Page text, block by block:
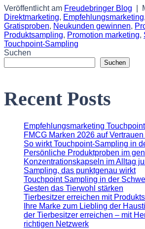
Veröffentlicht am Freudebringer Blog
Direktmarketing, Empfehlungsmarketing,
Gratisproben, Neukunden gewinnen,
Produktsampling, Promotion marketing,
Touchpoint-Sampling
Suchen
Suchen
Recent Posts
Empfehlungsmarketing
FMCG Marken 2026 auf
So wirkt Touchpoint-Sampling in
Persönliche Produktproben im
Konzentrationskapseln im Alltag
Sampling, das punktgenau wirkt
Touchpoint Sampling in der
Gesten das Tierwohl stärken
Tierbesitzer erreichen mit
Ihre Marke zum Liebling der
der Tierbesitzer erreichen – mit
richtigen Netzwerk